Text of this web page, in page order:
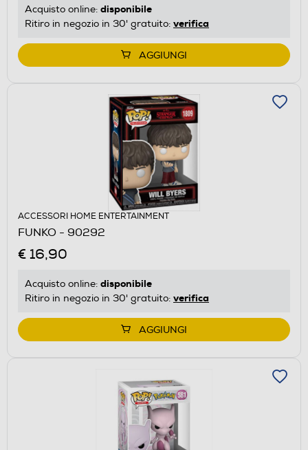
Acquisto online: disponibile
Ritiro in negozio in 30' gratuito: verifica
AGGIUNGI
ACCESSORI HOME ENTERTAINMENT
FUNKO - 90292
€ 16,90
Acquisto online: disponibile
Ritiro in negozio in 30' gratuito: verifica
AGGIUNGI